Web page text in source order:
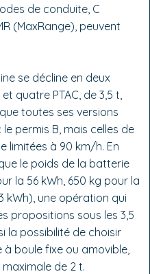
de conduite, C
(MaxRange), peuvent
se décline en deux
quatre PTAC, de 3,5 t,
toutes ses versions
permis B, mais celles de
limitées à 90 km/h. En
le poids de la batterie
la 56 kWh, 650 kg pour la
kWh), une opération qui
propositions sous les 3,5
la possibilité de choisir
boule fixe ou amovible,
de 2 t.